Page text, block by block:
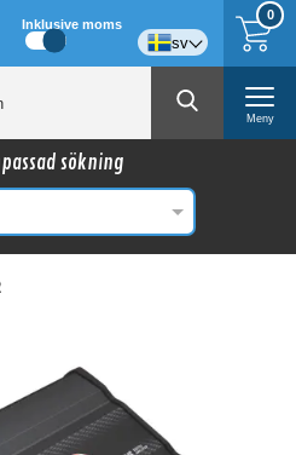
0
Inklusive moms
sv
Meny
sökning
produkter kan intressera
dig?